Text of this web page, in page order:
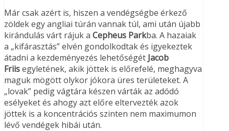
Már csak azért is, hiszen a vendégségbe érkező
zöldek egy angliai túrán vannak túl, ami után újabb
kirándulás várt rájuk a Cepheus Parkba. A hazaiak
a „kifárasztás” elvén gondolkodtak és igyekeztek
átadni a kezdeményezés lehetőségét Jacob
Friisegyletének, akik jöttek is előrefelé, meghagyva
maguk mögött olykor jókora üres területeket. A
„lovak” pedig vágtára készen várták az adódó
esélyeket és ahogy azt előre eltervezték azok
jöttek is a koncentrációs szinten nem maximumon
lévő vendégek hibái után.